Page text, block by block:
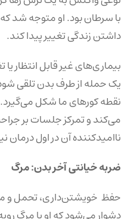
با سرطان بود. او متوجه شد که
داشتن زندگی تغییر پیدا کند.
بیماری‌های غیر قابل انتظار
یک حمله از طرف بدن تلقی
نقطه کورهای ما شکل
می‌کند و تمرکز جلسات بر
ناامیدکننده آن در اول درمان
ضربه خیانتی آخر بدن: مرگ
حفظ خویشتن‌داری، تحمل و